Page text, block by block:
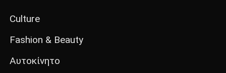
Culture
Fashion & Beauty
Αυτοκίνητο